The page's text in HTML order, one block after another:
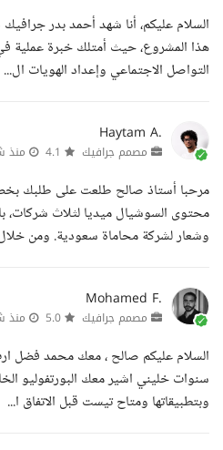
السلام عليكم، أنا شهد أحمد بدر
هذا المشروع، حيث أمتلك خبرة عملية
التواصل الاجتماعي وإعداد الهويات ال...
Haytam A.
مصمم جرافيك منذ
مرحبا أستاذ صالح طلعت على طلبك
محتوى السوشيال ميديا لثلاث شركات،
وشعار لشركة محاماة سعودية. ومن
Mohamed F.
مصمم جرافيك منذ
سنوات خليني اشير معك البورتفوليو
وبتطبيقاتها ومتاح تيست قبل الاتفاق ا...